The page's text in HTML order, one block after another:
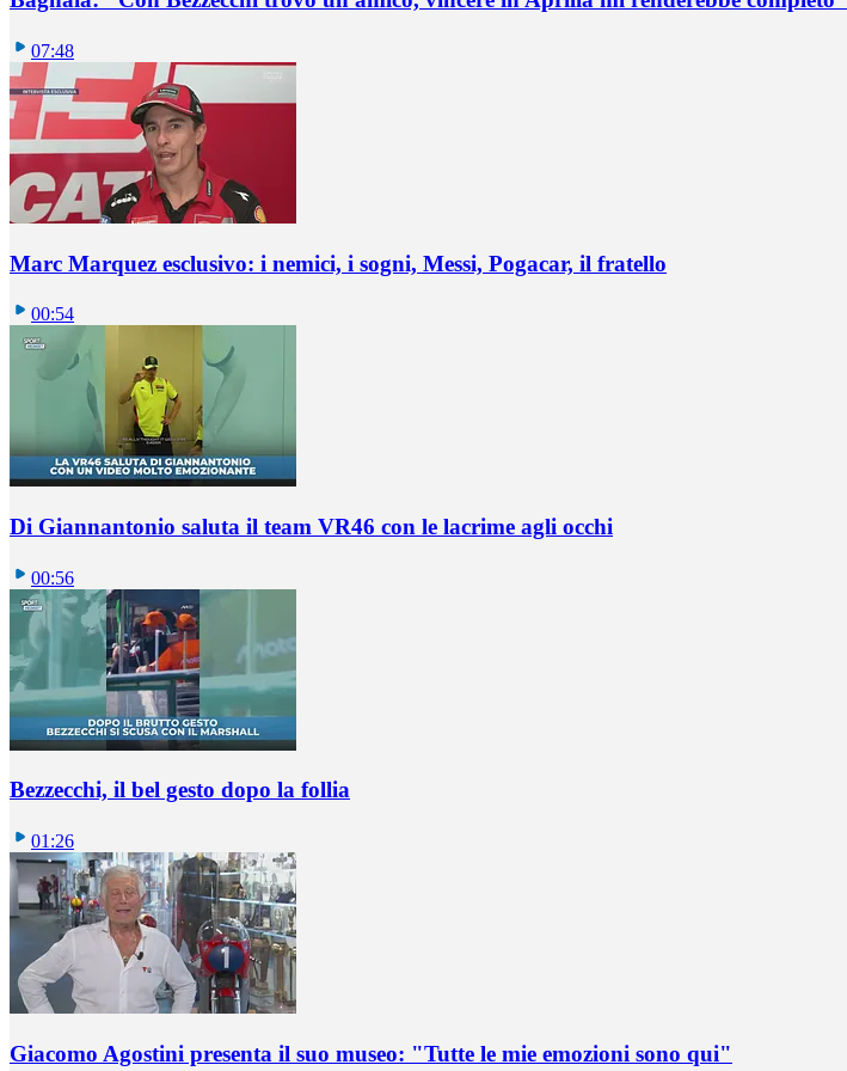
07:48
Marc Marquez esclusivo: i nemici, i sogni, Messi, Pogacar, il fratello
00:54
Di Giannantonio saluta il team VR46 con le lacrime agli occhi
00:56
Bezzecchi, il bel gesto dopo la follia
01:26
Giacomo Agostini presenta il suo museo: "Tutte le mie emozioni sono qui"